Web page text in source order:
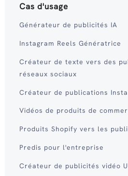
Cas d'usage
Générateur de publicités IA
Instagram Reels Génératrice
Créateur de texte vers des
réseaux sociaux
Créateur de publications
Vidéos de produits de
Produits Shopify vers les
Predis pour l'entreprise
Créateur de publicités vidéo